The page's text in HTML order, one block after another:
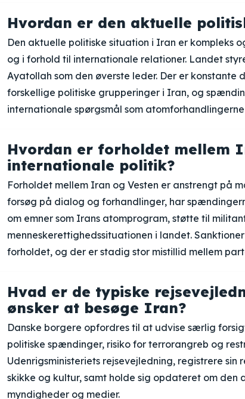
Hvordan er den aktuelle
Den aktuelle politiske situation i Iran er
og i forhold til internationale relationer. Landet
Ayatollah som den øverste leder. Der er konstante
forskellige politiske grupperinger i Iran, og
internationale spørgsmål som
Hvordan er forholdet mellem
internationale politik?
Forholdet mellem Iran og Vesten er anstrengt på
forsøg på dialog og forhandlinger, har
om emner som Irans atomprogram, støtte til
menneskerettighedssituationen i landet.
forholdet, og der er stadig stor mistillid mellem
Hvad er de typiske
ønsker at besøge Iran?
Danske borgere opfordres til at udvise særlig
politiske spændinger, risiko for terrorangreb og
Udenrigsministeriets rejsevejledning, registrere sin
skikke og kultur, samt holde sig opdateret om den
myndigheder og medier.